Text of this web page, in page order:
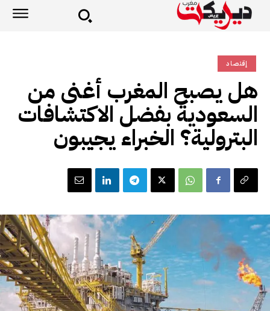
إقتصاد
هل يصبح المغرب أغنى من
السعودية بفضل الاكتشافات
البترولية؟ الخبراء يجيبون